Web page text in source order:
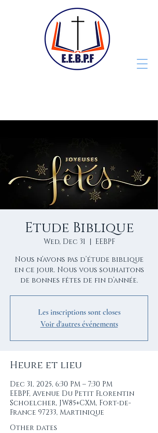
Etude Biblique
Wed, Dec 31
  |
EEBPF
Nous n’avons pas d’étude biblique
en ce jour. Nous vous souhaitons
de bonnes fêtes de fin d’année.
Les inscriptions sont closes
Voir d'autres événements
Heure et lieu
Dec 31, 2025, 6:30 PM – 7:30 PM
EEBPF, Avenue Du Petit Florentin
Schoelcher, JW85+CXM, Fort-de-
France 97233, Martinique
Other dates